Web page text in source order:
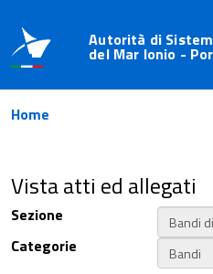
Autorità di
del Mar Ionio -
Home
Vista atti ed allegati
Sezione
Categorie